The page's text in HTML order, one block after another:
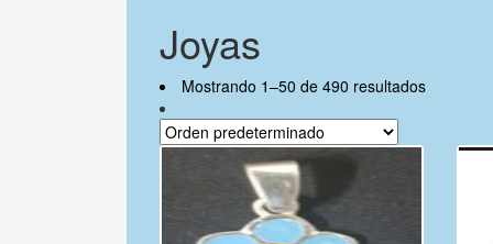
Joyas
Mostrando 1–50 de 490 resultados